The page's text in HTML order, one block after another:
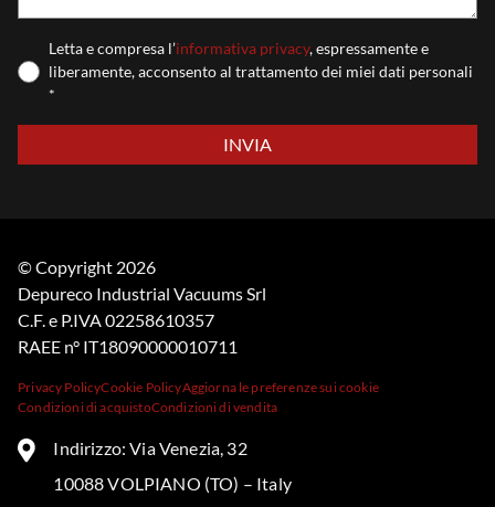
Letta e compresa l’informativa privacy, espressamente e
liberamente, acconsento al trattamento dei miei dati personali
*
© Copyright 2026
Depureco Industrial Vacuums Srl
C.F. e P.IVA 02258610357
RAEE n° IT18090000010711
Privacy PolicyCookie PolicyAggiorna le preferenze sui cookie
Condizioni di acquistoCondizioni di vendita
Indirizzo: Via Venezia, 32
10088 VOLPIANO (TO) – Italy